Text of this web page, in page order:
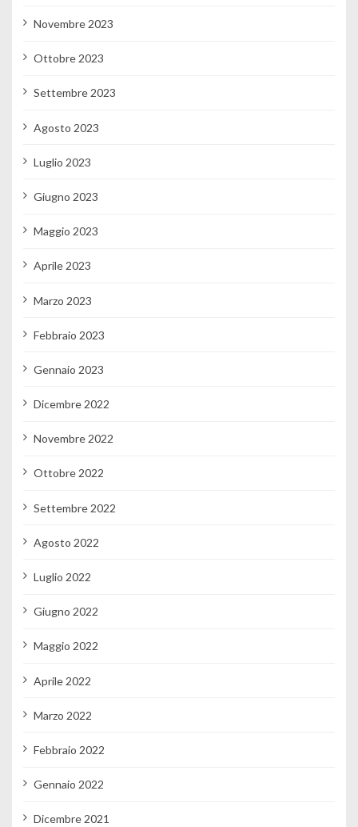
Novembre 2023
Ottobre 2023
Settembre 2023
Agosto 2023
Luglio 2023
Giugno 2023
Maggio 2023
Aprile 2023
Marzo 2023
Febbraio 2023
Gennaio 2023
Dicembre 2022
Novembre 2022
Ottobre 2022
Settembre 2022
Agosto 2022
Luglio 2022
Giugno 2022
Maggio 2022
Aprile 2022
Marzo 2022
Febbraio 2022
Gennaio 2022
Dicembre 2021